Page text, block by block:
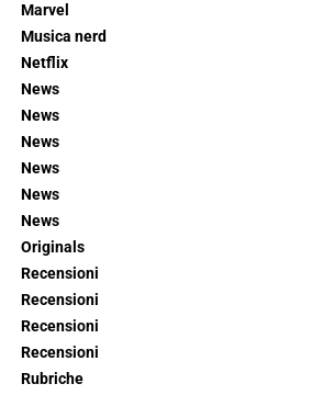
Marvel
Musica nerd
Netflix
News
News
News
News
News
News
Originals
Recensioni
Recensioni
Recensioni
Recensioni
Rubriche